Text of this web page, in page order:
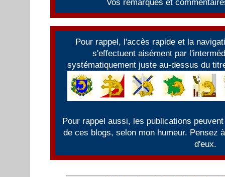
Vos remarques et
Pour rappel, l'accès rapide et la
s'effectuent aisément par
systématiquement juste au-dessus du
Pour rappel aussi, les publications
de ces blogs, selon mon humeur. Pensez
d'eux.